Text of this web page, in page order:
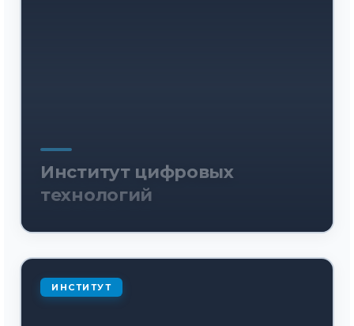
Институт цифровых
технологий
ИНСТИТУТ